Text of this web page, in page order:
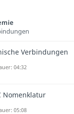
Verbindungen
04:32
Nomenklatur
05:08